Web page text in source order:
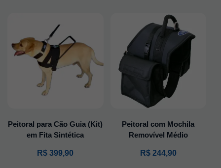
Peitoral para Cão Guia (Kit)
em Fita Sintética
R$ 399,90
Peitoral com Mochila
Removível Médio
R$244,90